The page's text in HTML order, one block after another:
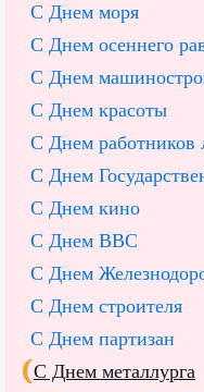
С Днем моря
С Днем осеннего
С Днем
С Днем красоты
С Днем работников
С Днем
С Днем кино
С Днем ВВС
С Днем
С Днем строителя
С Днем партизан
С Днем металлурга